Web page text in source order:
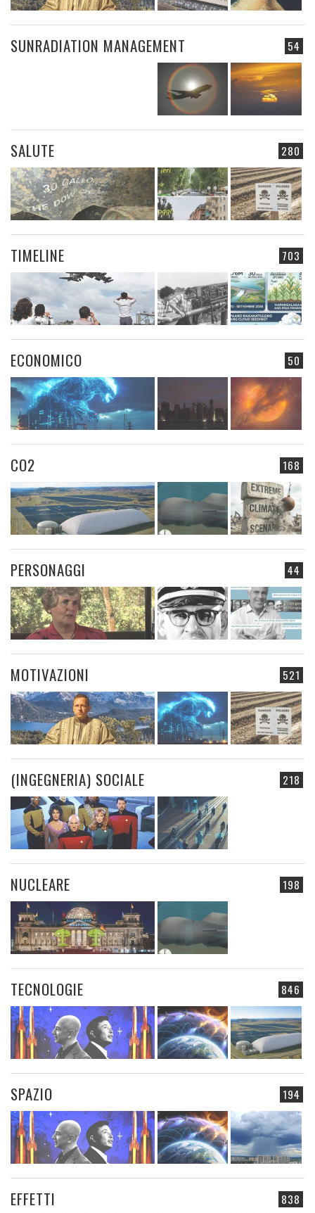
54
SUNRADIATION MANAGEMENT
280
SALUTE
703
TIMELINE
50
ECONOMICO
168
CO2
44
PERSONAGGI
521
MOTIVAZIONI
218
(INGEGNERIA) SOCIALE
198
NUCLEARE
846
TECNOLOGIE
194
SPAZIO
838
EFFETTI